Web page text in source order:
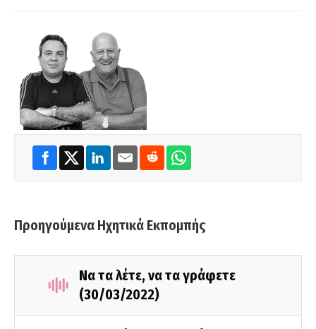
Προηγούμενα Ηχητικά Εκπομπής
Να τα λέτε, να τα γράφετε
(30/03/2022)